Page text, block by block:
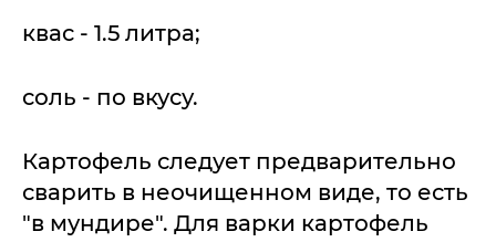
квас - 1.5 литра;
соль - по вкусу.
Картофель следует предварительно
сварить в неочищенном виде, то есть
"в мундире". Для варки картофель